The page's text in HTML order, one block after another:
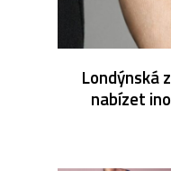
Londýnská
nabízet